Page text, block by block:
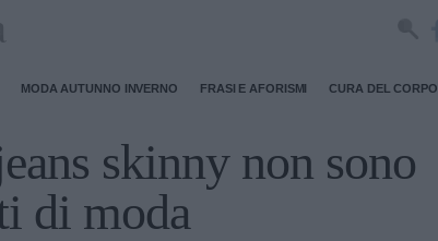
MODA AUTUNNO INVERNO FRASI E AFORISMI CURA DEL CORPO
skinny non sono
di moda